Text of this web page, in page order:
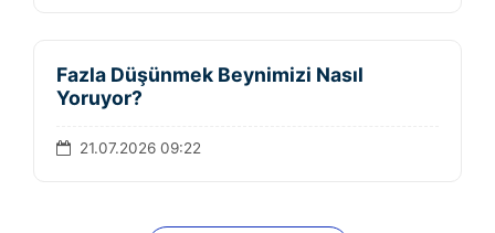
Fazla Düşünmek Beynimizi Nasıl
Yoruyor?
21.07.2026 09:22